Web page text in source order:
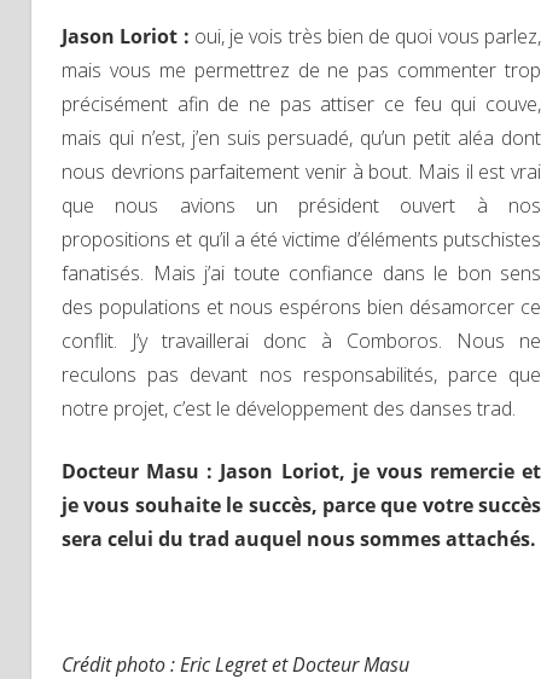
Jason Loriot : oui, je vois très bien de quoi vous parlez,
mais vous me permettrez de ne pas commenter trop
précisément afin de ne pas attiser ce feu qui couve,
mais qui n’est, j’en suis persuadé, qu’un petit aléa dont
nous devrions parfaitement venir à bout. Mais il est vrai
que nous avions un président ouvert à nos
propositions et qu’il a été victime d’éléments putschistes
fanatisés. Mais j’ai toute confiance dans le bon sens
des populations et nous espérons bien désamorcer ce
conflit. J’y travaillerai donc à Comboros. Nous ne
reculons pas devant nos responsabilités, parce que
notre projet, c’est le développement des danses trad.
Docteur Masu : Jason Loriot, je vous remercie et
je vous souhaite le succès, parce que votre succès
sera celui du trad auquel nous sommes attachés.
Crédit photo : Eric Legret et Docteur Masu